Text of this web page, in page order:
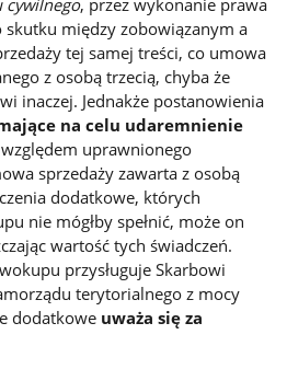
między zobowiązanym a
tej samej treści, co umowa
z osobą trzecią, chyba że
inaczej. Jednakże postanowienia
na celu udaremnienie
względem uprawnionego
sprzedaży zawarta z osobą
dodatkowe, których
nie mógłby spełnić, może on
wartość tych świadczeń.
przysługuje Skarbowi
terytorialnego z mocy
dodatkowe uważa się za